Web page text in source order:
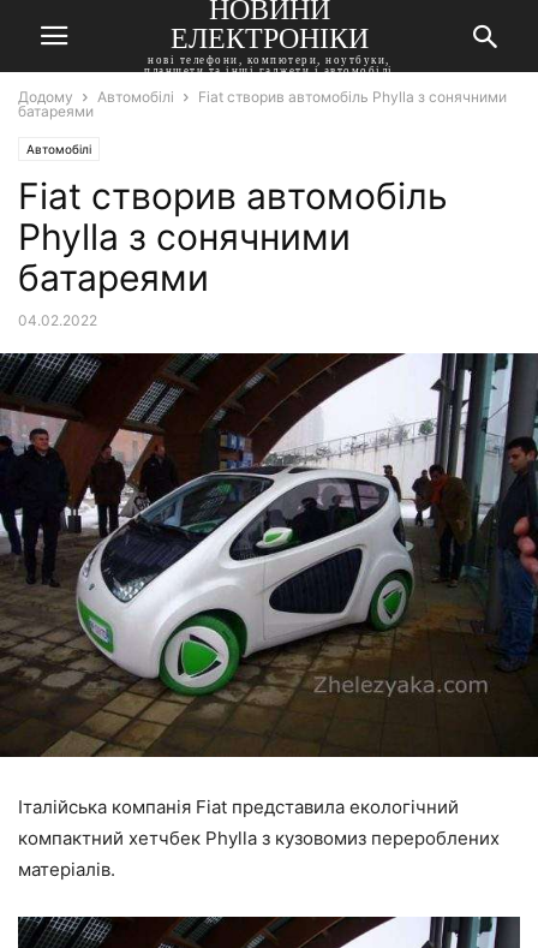
НОВИНИ
ЕЛЕКТРОНІКИ
нові телефони, компютери, ноутбуки,
планшети та інші гаджети і автомобілі
Додому Автомобілі
Fiat створив автомобіль Phylla з сонячними
батареями
Автомобілі
Fiat створив автомобіль
Phylla з сонячними
батареями
04.02.2022
Італійська компанія Fiat представила екологічний
компактний хетчбек Phylla з кузовомиз перероблених
матеріалів.